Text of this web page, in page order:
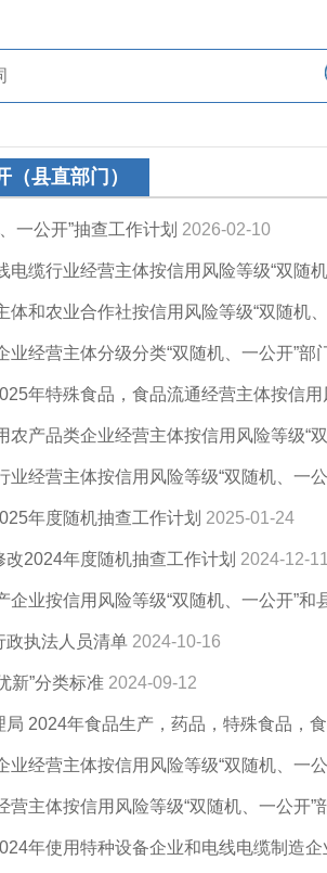
县直部门）
一公开”抽查工作计划 2026-02-10
电缆行业经营主体按信用风险等级“双随
体和农业合作社按信用风险等级“双随机
业经营主体分级分类“双随机、一公开”部
年特殊食品，食品流通经营主体按信
农产品类企业经营主体按信用风险等级“
业经营主体按信用风险等级“双随机、一
年度随机抽查工作计划 2025-01-24
2024年度随机抽查工作计划 2024-12-11
企业按信用风险等级“双随机、一公开”和
政执法人员清单 2024-10-16
新”分类标准 2024-09-12
2024年食品生产，药品，特殊食品，
业经营主体按信用风险等级“双随机、一
营主体按信用风险等级“双随机、一公开”
年使用特种设备企业和电线电缆制造